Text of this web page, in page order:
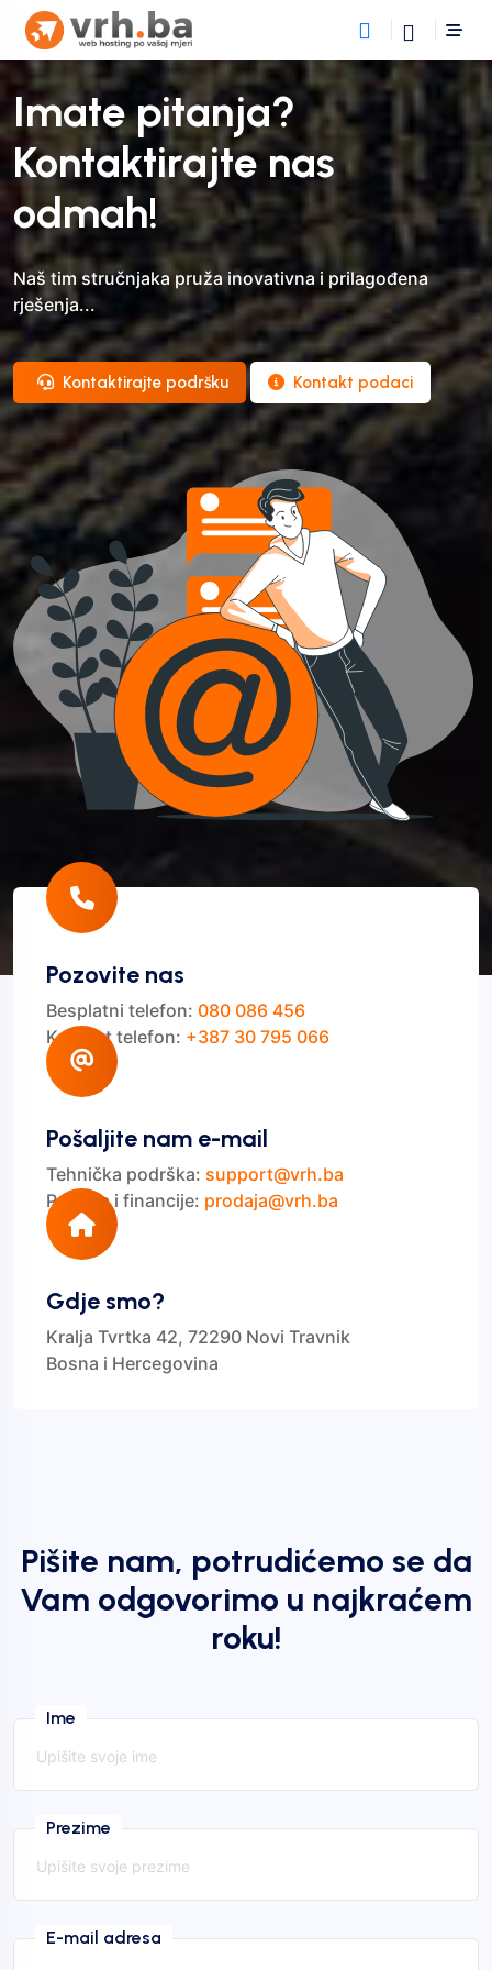
Imate pitanja?
Kontaktirajte nas
odmah!
Naš tim stručnjaka pruža inovativna i prilagođena
rješenja...
Kontaktirajte podršku Kontakt podaci
Pozovite nas
Besplatni telefon: 080 086 456
Kontakt telefon: +387 30 795 066
Pošaljite nam e-mail
Tehnička podrška: support@vrh.ba
Prodaja i financije: prodaja@vrh.ba
Gdje smo?
Kralja Tvrtka 42, 72290 Novi Travnik
Bosna i Hercegovina
Pišite nam, potrudićemo se da
Vam odgovorimo u najkraćem
roku!
Ime
Prezime
E-mail adresa